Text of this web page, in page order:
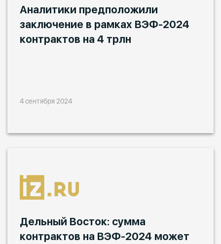
Аналитики предположили
заключение в рамках ВЭФ-2024
контрактов на 4 трлн
4 сентября 2024
Дельный Восток: сумма
контрактов на ВЭФ-2024 может